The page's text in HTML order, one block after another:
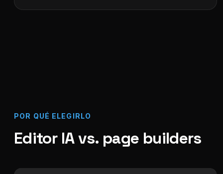
POR QUÉ ELEGIRLO
Editor IA vs. page builders